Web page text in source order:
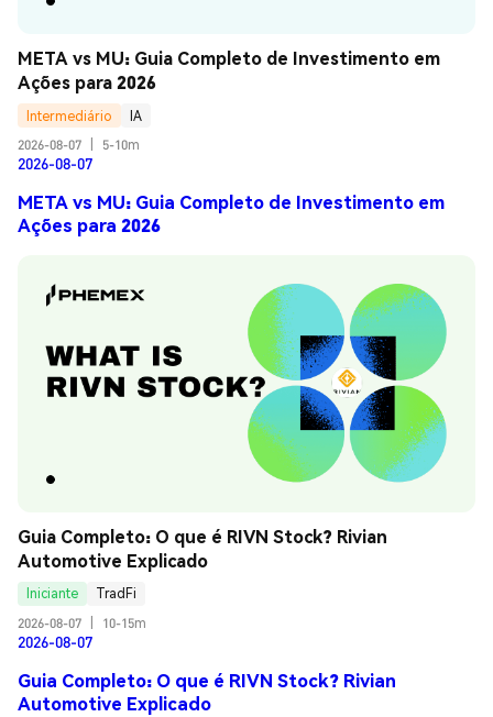
META vs MU: Guia Completo de Investimento em
Ações para 2026
Intermediário
IA
2026-08-07
5-10m
2026-08-07
META vs MU: Guia Completo de Investimento em
Ações para 2026
Guia Completo: O que é RIVN Stock? Rivian
Automotive Explicado
Iniciante
TradFi
2026-08-07
10-15m
2026-08-07
Guia Completo: O que é RIVN Stock? Rivian
Automotive Explicado